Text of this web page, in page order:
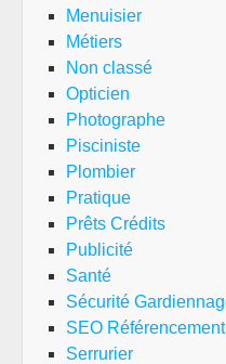
Menuisier
Métiers
Non classé
Opticien
Photographe
Pisciniste
Plombier
Pratique
Prêts Crédits
Publicité
Santé
Sécurité
SEO Référencement
Serrurier